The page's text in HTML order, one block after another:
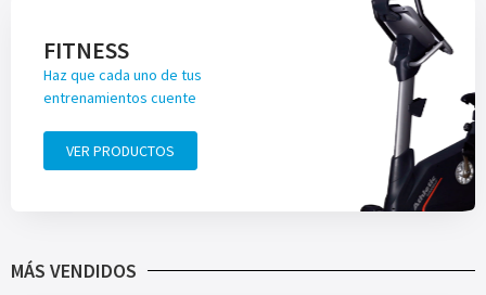
FITNESS
Haz que cada uno de tus
entrenamientos cuente
VER PRODUCTOS
MÁS VENDIDOS